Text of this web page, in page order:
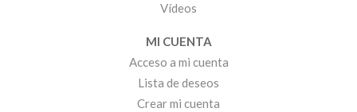
Vídeos
MI CUENTA
Acceso a mi cuenta
Lista de deseos
Crear mi cuenta